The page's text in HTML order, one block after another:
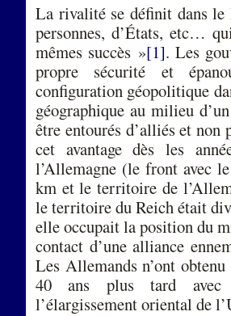
La rivalité se définit dans le
personnes, d’États, etc…
mêmes succès »[1]. Les
propre sécurité et
configuration géopolitique
géographique au milieu
être entourés d’alliés et non
cet avantage dès les
l’Allemagne (le front avec
km et le territoire de
le territoire du Reich était
elle occupait la position du
contact d’une alliance
Les Allemands n’ont
40 ans plus tard avec
l’élargissement oriental de